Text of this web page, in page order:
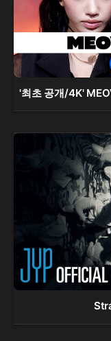
'최초 공개/4K'